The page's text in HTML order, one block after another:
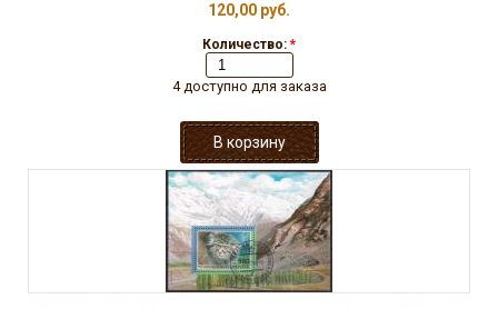
120,00 руб.
Количество: *
4 доступно для заказа